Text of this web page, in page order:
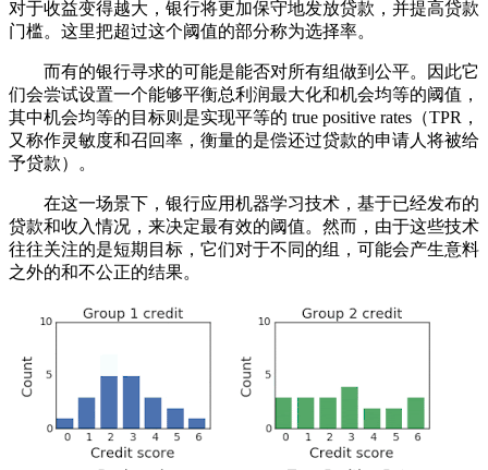
对于收益变得越大，银行将更加保守地发放贷款，并提高贷款
门槛。这里把超过这个阈值的部分称为选择率。
而有的银行寻求的可能是能否对所有组做到公平。因此它
们会尝试设置一个能够平衡总利润最大化和机会均等的阈值，
其中机会均等的目标则是实现平等的 true positive rates（TPR，
又称作灵敏度和召回率，衡量的是偿还过贷款的申请人将被给
予贷款）。
在这一场景下，银行应用机器学习技术，基于已经发布的
贷款和收入情况，来决定最有效的阈值。然而，由于这些技术
往往关注的是短期目标，它们对于不同的组，可能会产生意料
之外的和不公正的结果。